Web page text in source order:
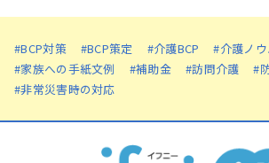
#BCP対策 #BCP策定 #介護BCP
#介護ノ
#家族への手紙文例
#補助金 #訪問介護
#
#非常災害時の対応